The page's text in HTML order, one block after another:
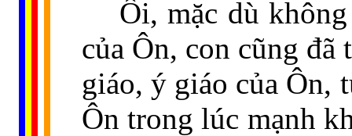
Ôi, mặc dù
của Ôn, con cũng
giáo, ý giáo của Ôn,
Ôn trong lúc mạnh